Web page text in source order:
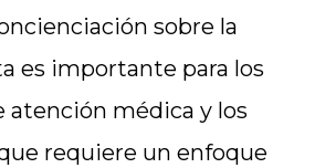
sobre la
es importante para los
atención médica y los
requiere un enfoque